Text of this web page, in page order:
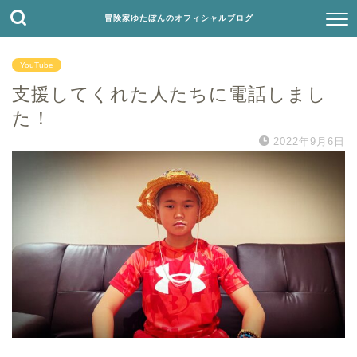
冒険家ゆたぼんのオフィシャルブログ
YouTube
支援してくれた人たちに電話しまし
た！
2022年9月6日